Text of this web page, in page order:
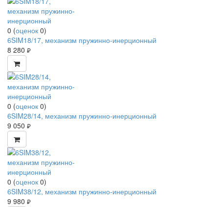
0 (оценок 0)
6SIM18/17, механизм пружинно-инерционный
8 280 руб.
0 (оценок 0)
6SIM28/14, механизм пружинно-инерционный
9 050 руб.
0 (оценок 0)
6SIM38/12, механизм пружинно-инерционный
9 980 руб.